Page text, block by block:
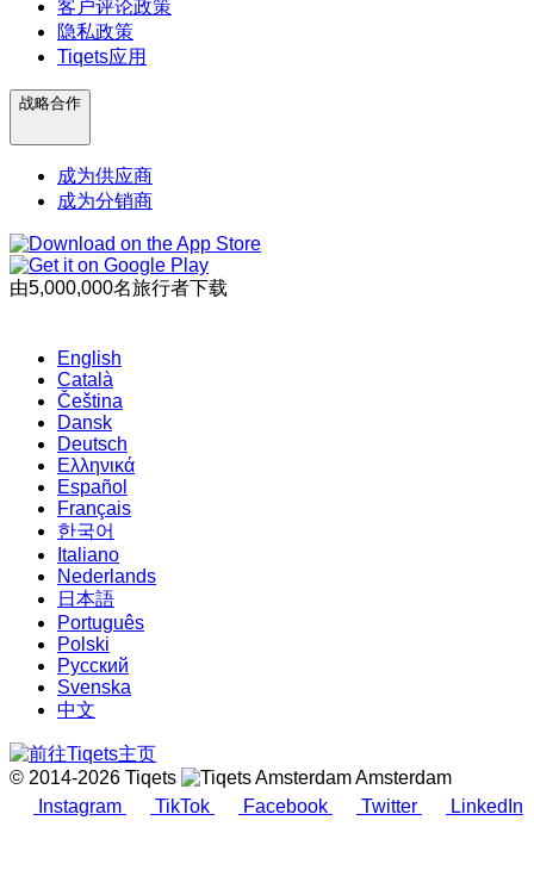
客户评论政策
隐私政策
Tiqets应用
战略合作
成为供应商
成为分销商
由5,000,000名旅行者下载
English
Català
Čeština
Dansk
Deutsch
Ελληνικά
Español
Français
한국어
Italiano
Nederlands
日本語
Português
Polski
Русский
Svenska
中文
© 2014-2026 Tiqets
Amsterdam
Instagram
TikTok Facebook Twitter LinkedIn